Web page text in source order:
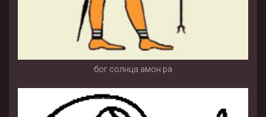
бог солнца амон ра